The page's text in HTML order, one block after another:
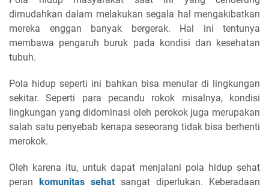
dimudahkan dalam melakukan segala hal mengakibatkan
mereka enggan banyak bergerak. Hal ini tentunya
membawa pengaruh buruk pada kondisi dan kesehatan
tubuh.
Pola hidup seperti ini bahkan bisa menular di lingkungan
sekitar. Seperti para pecandu rokok misalnya, kondisi
lingkungan yang didominasi oleh perokok juga merupakan
salah satu penyebab kenapa seseorang tidak bisa berhenti
merokok.
Oleh karena itu, untuk dapat menjalani pola hidup sehat
peran komunitas sehat sangat diperlukan. Keberadaan